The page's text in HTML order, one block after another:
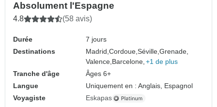
Absolument l'Espagne
4.8 (58 avis)
Durée
7 jours
Destinations
Madrid,Cordoue,Séville,Grenade,
Valence,Barcelone, +1 de plus
Tranche d'âge
Âges 6+
Langue
Uniquement en : Anglais, Espagnol
Voyagiste
Eskapas